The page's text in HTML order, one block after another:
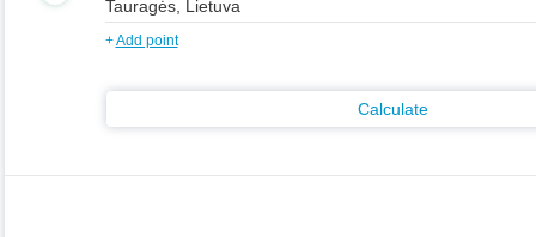
+Add point
Calculate